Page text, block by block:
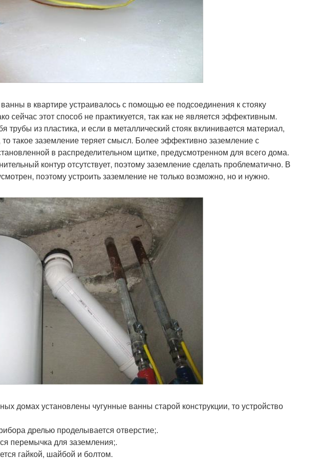
в квартире устраивалось с помощью ее подсоединения к стояку
сейчас этот способ не практикуется, так как не является эффективным.
трубы из пластика, и если в металлический стояк вклинивается материал,
такое заземление теряет смысл. Более эффективно заземление с
в распределительном щитке, предусмотренном для всего дома.
контур отсутствует, поэтому заземление сделать проблематично. В
поэтому устроить заземление не только возможно, но и нужно.
домах установлены чугунные ванны старой конструкции, то устройство
дрелью проделывается отверстие;.
перемычка для заземления;.
гайкой, шайбой и болтом.